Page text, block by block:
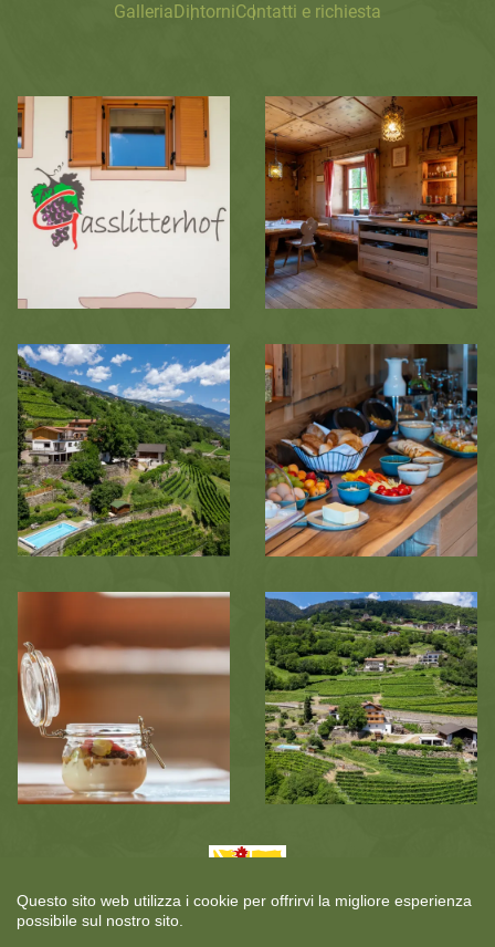
Questo sito web utilizza i cookie per offrirvi la migliore esperienza
possibile sul nostro sito.
GalleriaDintorniContatti e richiesta